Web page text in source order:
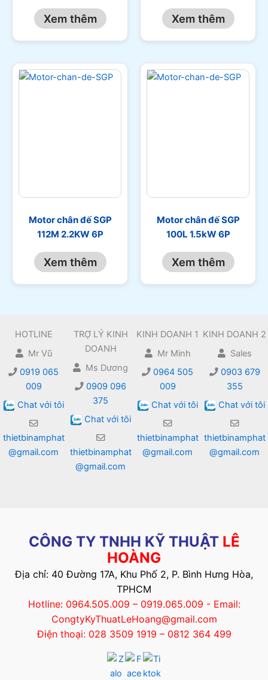
Xem thêm Xem thêm
Motor chân đế SGP
112M 2.2KW 6P
Xem thêm
Motor chân đế SGP
100L 1.5kW 6P
Xem thêm
HOTLINE
Mr Vũ
0919 065
009
Chat với tôi
thietbinamphat
@gmail.com
TRỢ LÝ KINH
DOANH
Ms Dương
0909 096
375
Chat với tôi
thietbinamphat
@gmail.com
KINH DOANH 1
Mr Minh
0964 505
009
Chat với tôi
thietbinamphat
@gmail.com
KINH DOANH 2
Sales
0903 679
355
Chat với tôi
thietbinamphat
@gmail.com
CÔNG TY TNHH KỸ THUẬT LÊ
HOÀNG
Địa chỉ: 40 Đường 17A, Khu Phố 2, P. Bình Hưng Hòa,
TPHCM
Hotline: 0964.505.009 – 0919.065.009 - Email:
CongtyKyThuatLeHoang@gmail.com
Điện thoại: 028 3509 1919 – 0812 364 499